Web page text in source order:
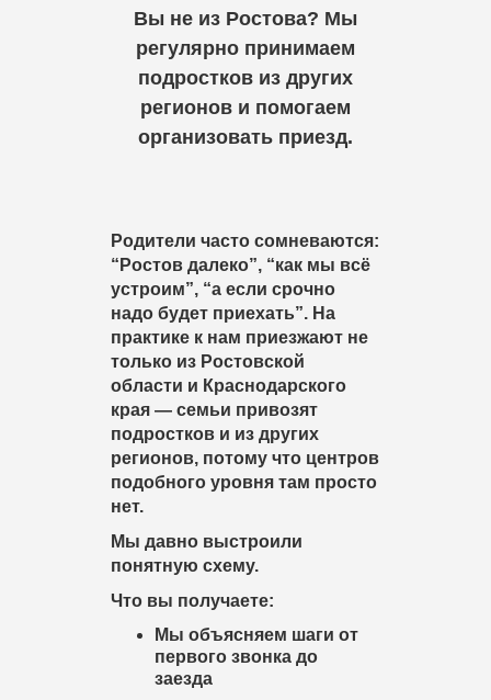
Вы не из Ростова? Мы
регулярно принимаем
подростков из других
регионов и помогаем
организовать приезд.
Родители часто сомневаются:
“Ростов далеко”, “как мы всё
устроим”, “а если срочно
надо будет приехать”. На
практике к нам приезжают не
только из Ростовской
области и Краснодарского
края — семьи привозят
подростков и из других
регионов, потому что центров
подобного уровня там просто
нет.
Мы давно выстроили
понятную схему.
Что вы получаете:
Мы объясняем шаги от
первого звонка до
заезда